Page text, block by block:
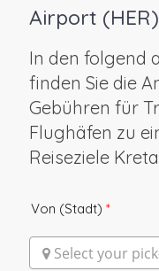
Airport (HER)
In den folgend
finden Sie die
Gebühren für
Flughäfen zu
Reiseziele
Von (Stadt) *
 Select your